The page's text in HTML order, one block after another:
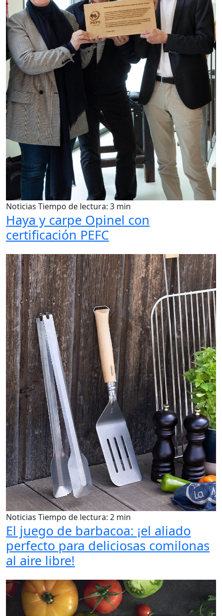
Noticias Tiempo de lectura: 3 min
Haya y carpe Opinel con
certificación PEFC
Noticias Tiempo de lectura: 2 min
El juego de barbacoa: ¡el aliado
perfecto para deliciosas comilonas
al aire libre!